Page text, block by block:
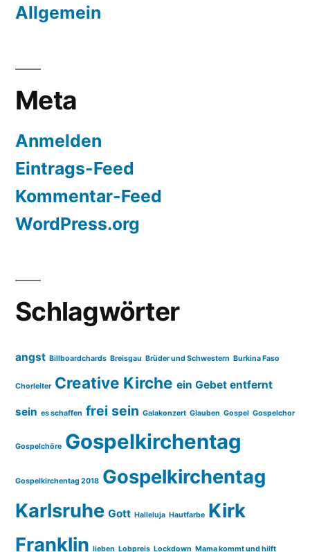
Allgemein
Meta
Anmelden
Eintrags-Feed
Kommentar-Feed
WordPress.org
Schlagwörter
angst Billboardchards Breisgau Brüder und Schwestern Burkina Faso
Chorleiter Creative Kirche ein Gebet entfernt
sein es schaffen frei sein Galakonzert Glauben Gospel Gospelchor
Gospelchöre Gospelkirchentag
Gospelkirchentag 2018 Gospelkirchentag
Karlsruhe Gott Halleluja Hautfarbe Kirk
Franklin lieben Lobpreis Lockdown Mama kommt und hilft